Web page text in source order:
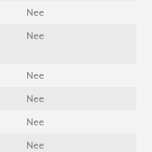
Nee
Nee
Nee
Nee
Nee
Nee